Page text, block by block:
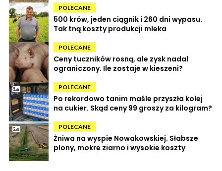
POLECANE
500 krów, jeden ciągnik i 260 dni wypasu.
Tak tną koszty produkcji mleka
POLECANE
Ceny tuczników rosną, ale zysk nadal
ograniczony. Ile zostaje w kieszeni?
POLECANE
Po rekordowo tanim maśle przyszła kolej
na cukier. Skąd ceny 99 groszy za kilogram?
POLECANE
Żniwa na wyspie Nowakowskiej. Słabsze
plony, mokre ziarno i wysokie koszty